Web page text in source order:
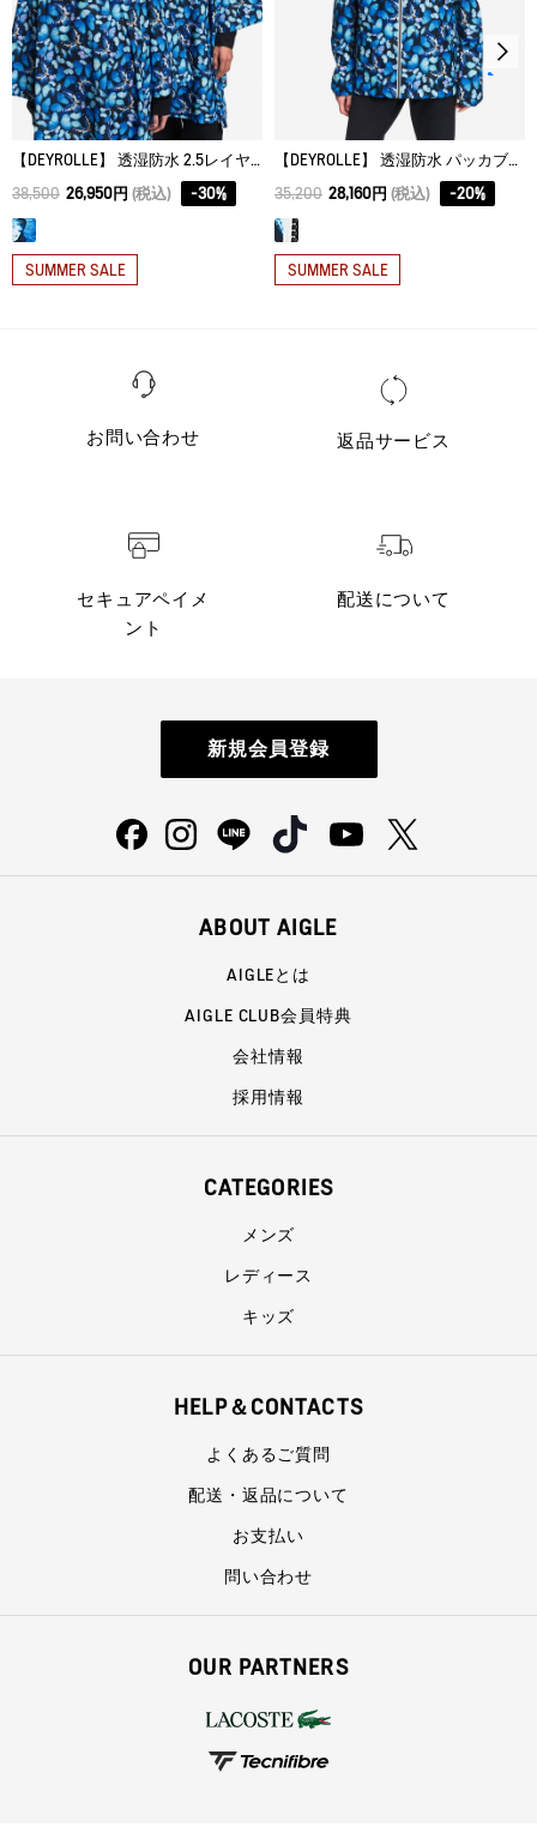
【DEYROLLE】 透湿防水 2.5レイヤー パッカブルポンチョ
38,500 26,950円 (税込) -30%
SUMMER SALE
【DEYROLLE】 透湿防水 パッカブル ショートレインジャケット
35,200 28,160円 (税込) -20%
SUMMER SALE
お問い合わせ 返品サービス
セキュアペイメ
ント
配送について
新規会員登録
ABOUT AIGLE
AIGLEとは
AIGLE CLUB会員特典
会社情報
採用情報
CATEGORIES
メンズ
レディース
キッズ
HELP＆CONTACTS
よくあるご質問
配送・返品について
お支払い
問い合わせ
OUR PARTNERS